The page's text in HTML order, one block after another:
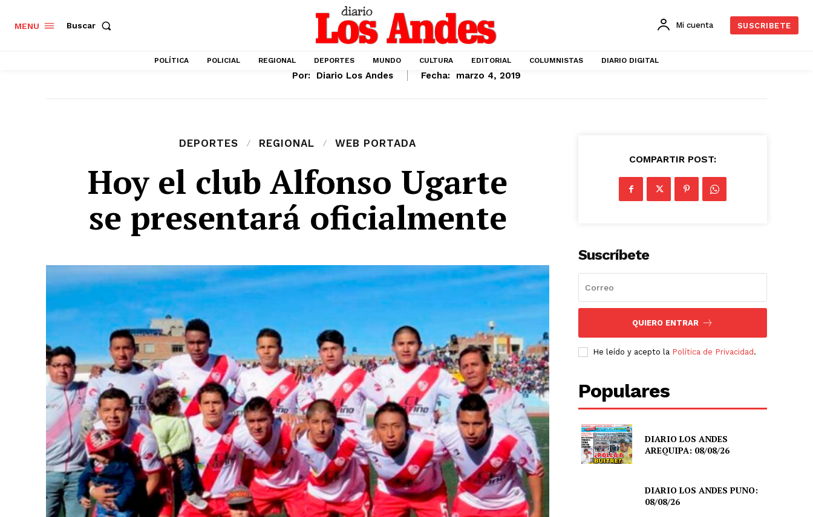
MENU Buscar Mi cuenta SUSCRIBETE
POLÍTICA POLICIAL REGIONAL DEPORTES MUNDO CULTURA EDITORIAL COLUMNISTAS DIARIO DIGITAL
Por: Diario Los Andes Fecha: marzo 4, 2019
DEPORTES REGIONAL WEB PORTADA
Hoy el club Alfonso Ugarte
se presentará oficialmente
COMPARTIR POST:
Suscríbete
QUIERO ENTRAR
He leído y acepto la Política de Privacidad .
Populares
DIARIO LOS ANDES
AREQUIPA: 08/08/26
DIARIO LOS ANDES PUNO:
08/08/26